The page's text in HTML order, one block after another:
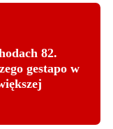
82.
gestapo w